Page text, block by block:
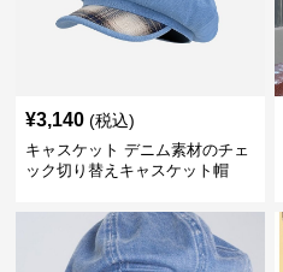
¥3,140 (税込)
キャスケット デニム素材のチェ
ック切り替えキャスケット帽